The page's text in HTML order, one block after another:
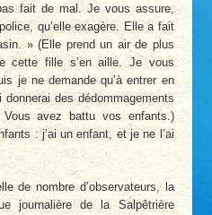
fait de mal. Je vous assure,
qu’elle exagère. Elle a fait
» (Elle prend un air de plus
cette fille s’en aille. Je vous
je ne demande qu’à entrer en
des dédommagements
avez battu vos enfants.)
: j’ai un enfant, et je ne l’ai
de nombre d’observateurs, la
journalière de la Salpêtrière